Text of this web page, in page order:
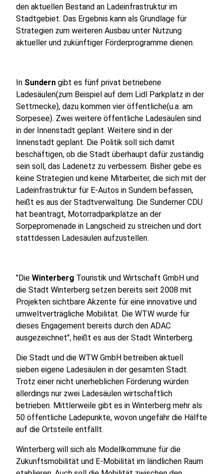
den aktuellen Bestand an Ladeinfrastruktur im
Stadtgebiet. Das Ergebnis kann als Grundlage für
Strategien zum weiteren Ausbau unter Nutzung
aktueller und zukünftiger Förderprogramme dienen.
In Sundern gibt es fünf privat betriebene
Ladesäulen(zum Beispiel auf dem Lidl Parkplatz in der
Settmecke), dazu kommen vier öffentliche(u.a. am
Sorpesee). Zwei weitere öffentliche Ladesäulen sind
in der Innenstadt geplant. Weitere sind in der
Innenstadt geplant. Die Politik soll sich damit
beschäftigen, ob die Stadt überhaupt dafür zuständig
sein soll, das Ladenetz zu verbessern. Bisher gebe es
keine Strategien und keine Mitarbeiter, die sich mit der
Ladeinfrastruktur für E-Autos in Sundern befassen,
heißt es aus der Stadtverwaltung. Die Sunderner CDU
hat beantragt, Motorradparkplätze an der
Sorpepromenade in Langscheid zu streichen und dort
stattdessen Ladesäulen aufzustellen.
"Die Winterberg Touristik und Wirtschaft GmbH und
die Stadt Winterberg setzen bereits seit 2008 mit
Projekten sichtbare Akzente für eine innovative und
umweltverträgliche Mobilität. Die WTW wurde für
dieses Engagement bereits durch den ADAC
ausgezeichnet", heißt es aus der Stadt Winterberg.
Die Stadt und die WTW GmbH betreiben aktuell
sieben eigene Ladesäulen in der gesamten Stadt.
Trotz einer nicht unerheblichen Förderung würden
allerdings nur zwei Ladesäulen wirtschaftlich
betrieben. Mittlerweile gibt es in Winterberg mehr als
50 öffentliche Ladepunkte, wovon ungefähr die Hälfte
auf die Ortsteile entfällt.
Winterberg will sich als Modellkommune für die
Zukunftsmobilität und E-Mobilität im ländlichen Raum